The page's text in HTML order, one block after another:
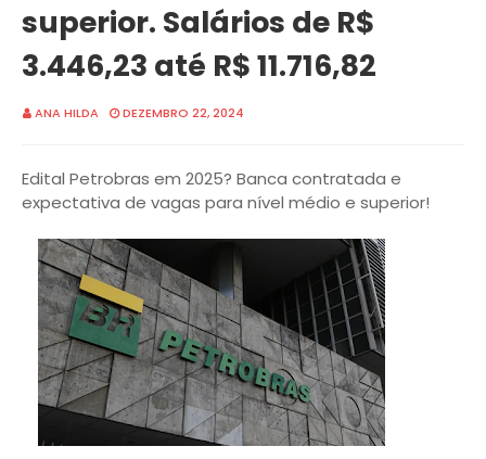
superior. Salários de R$
3.446,23 até R$ 11.716,82
ANA HILDA DEZEMBRO 22, 2024
Edital Petrobras em 2025? Banca contratada e
expectativa de vagas para nível médio e superior!